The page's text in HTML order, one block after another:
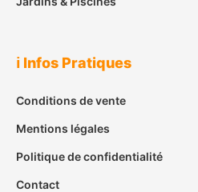
ℹ️ Infos Pratiques
Conditions de vente
Mentions légales
Politique de confidentialité
Contact